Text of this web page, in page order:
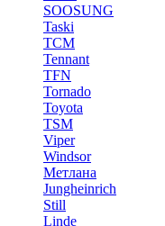
SOOSUNG
Taski
TCM
Tennant
TFN
Tornado
Toyota
TSM
Viper
Windsor
Метлана
Jungheinrich
Still
Linde